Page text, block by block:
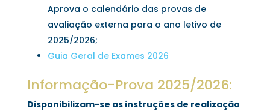
Aprova o calendário das provas de
avaliação externa para o ano letivo de
2025/2026;
Guia Geral de Exames 2026
Informação-Prova 2025/2026:
Disponibilizam-se as instruções de realização